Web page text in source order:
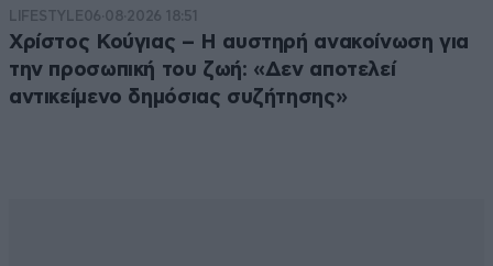
LIFESTYLE06·08·2026 18:51
Χρίστος Κούγιας – Η αυστηρή ανακοίνωση για
την προσωπική του ζωή: «Δεν αποτελεί
αντικείμενο δημόσιας συζήτησης»